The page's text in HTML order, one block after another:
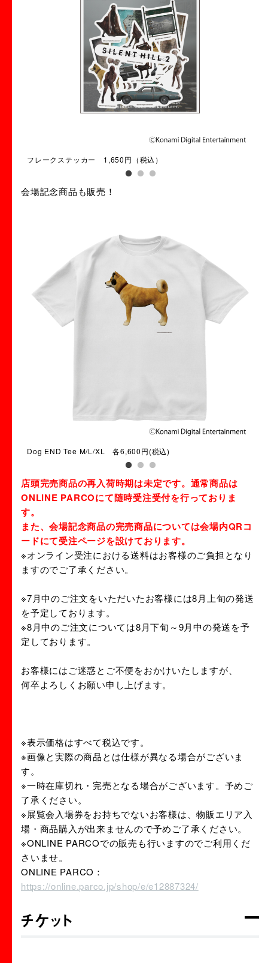
フレークステッカー 1,650円（税込）
会場記念商品も販売！
Dog END Tee M/L/XL 各6,600円(税込)
店頭完売商品の再入荷時期は未定です。通常商品は
ONLINE PARCOにて随時受注受付を行っておりま
す。
また、会場記念商品の完売商品については会場内QRコ
ードにて受注ページを設けております。
※オンライン受注における送料はお客様のご負担となり
ますのでご了承ください。
※7月中のご注文をいただいたお客様には8月上旬の発送
を予定しております。
※8月中のご注文については8月下旬～9月中の発送を予
定しております。
お客様にはご迷惑とご不便をおかけいたしますが、
何卒よろしくお願い申し上げます。
※表示価格はすべて税込です。
※画像と実際の商品とは仕様が異なる場合がございま
す。
※一時在庫切れ・完売となる場合がございます。予めご
了承ください。
※展覧会入場券をお持ちでないお客様は、物販エリア入
場・商品購入が出来ませんので予めご了承ください。
※ONLINE PARCOでの販売も行いますのでご利用くだ
さいませ。
ONLINE PARCO：
https://online.parco.jp/shop/e/e12887324/
チケット